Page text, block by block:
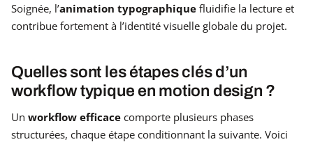
Soignée, l’animation typographique fluidifie la lecture et
contribue fortement à l’identité visuelle globale du projet.
Quelles sont les étapes clés d’un
workflow typique en motion design ?
Un workflow efficace comporte plusieurs phases
structurées, chaque étape conditionnant la suivante. Voici